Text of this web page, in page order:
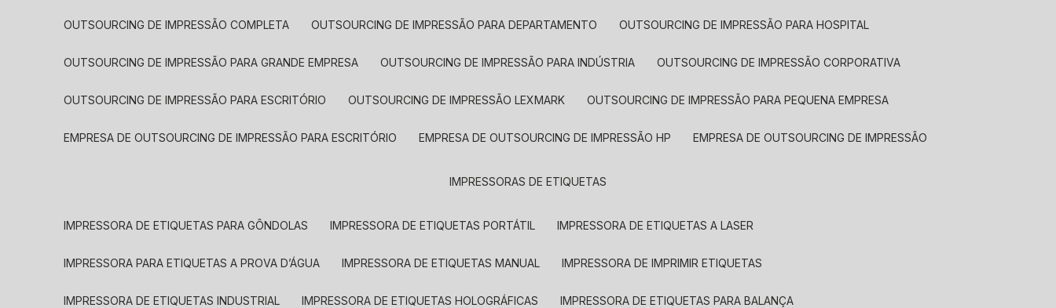
OUTSOURCING DE IMPRESSÃO COMPLETA OUTSOURCING DE IMPRESSÃO PARA DEPARTAMENTO OUTSOURCING DE IMPRESSÃO PARA HOSPITAL
OUTSOURCING DE IMPRESSÃO PARA GRANDE EMPRESA OUTSOURCING DE IMPRESSÃO PARA INDÚSTRIA OUTSOURCING DE IMPRESSÃO CORPORATIVA
OUTSOURCING DE IMPRESSÃO PARA ESCRITÓRIO OUTSOURCING DE IMPRESSÃO LEXMARK OUTSOURCING DE IMPRESSÃO PARA PEQUENA EMPRESA
EMPRESA DE OUTSOURCING DE IMPRESSÃO PARA ESCRITÓRIO EMPRESA DE OUTSOURCING DE IMPRESSÃO HP EMPRESA DE OUTSOURCING DE IMPRESSÃO
IMPRESSORAS DE ETIQUETAS
IMPRESSORA DE ETIQUETAS PARA GÔNDOLAS IMPRESSORA DE ETIQUETAS PORTÁTIL IMPRESSORA DE ETIQUETAS A LASER
IMPRESSORA PARA ETIQUETAS A PROVA D’ÁGUA IMPRESSORA DE ETIQUETAS MANUAL IMPRESSORA DE IMPRIMIR ETIQUETAS
IMPRESSORA DE ETIQUETAS INDUSTRIAL IMPRESSORA DE ETIQUETAS HOLOGRÁFICAS IMPRESSORA DE ETIQUETAS PARA BALANÇA